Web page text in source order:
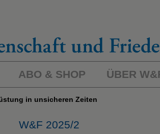
ABO & SHOP ÜBER
in unsicheren Zeiten
W&F 2025/2